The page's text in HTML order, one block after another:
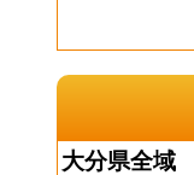
大分県全域